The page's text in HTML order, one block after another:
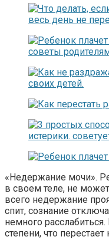
«Недержание мочи».
в своем теле, не
всего недержание
спит, сознание
немного
степени, что